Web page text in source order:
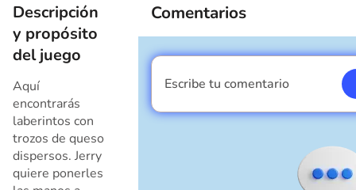
Descripción
y propósito
del juego
Aquí
encontrarás
laberintos con
trozos de queso
dispersos. Jerry
quiere ponerles
Comentarios
Escribe tu comentario
Soy un chico